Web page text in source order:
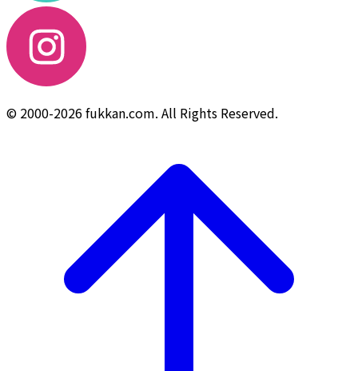
© 2000-2026 fukkan.com. All Rights Reserved.